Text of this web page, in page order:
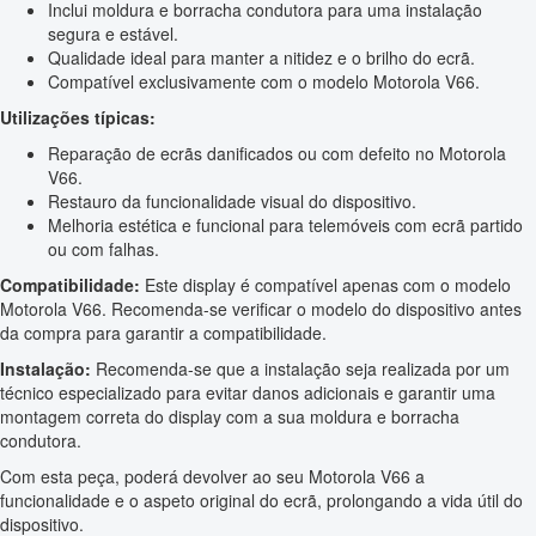
Inclui moldura e borracha condutora para uma instalação
segura e estável.
Qualidade ideal para manter a nitidez e o brilho do ecrã.
Compatível exclusivamente com o modelo Motorola V66.
Utilizações típicas:
Reparação de ecrãs danificados ou com defeito no Motorola
V66.
Restauro da funcionalidade visual do dispositivo.
Melhoria estética e funcional para telemóveis com ecrã partido
ou com falhas.
Compatibilidade: Este display é compatível apenas com o modelo
Motorola V66. Recomenda-se verificar o modelo do dispositivo antes
da compra para garantir a compatibilidade.
Instalação: Recomenda-se que a instalação seja realizada por um
técnico especializado para evitar danos adicionais e garantir uma
montagem correta do display com a sua moldura e borracha
condutora.
Com esta peça, poderá devolver ao seu Motorola V66 a
funcionalidade e o aspeto original do ecrã, prolongando a vida útil do
dispositivo.